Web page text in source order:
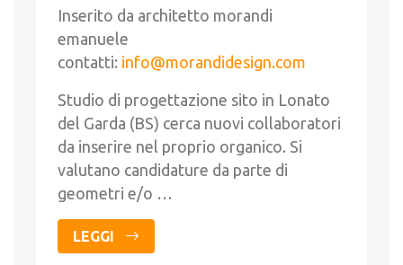
Inserito da architetto morandi
emanuele
contatti: info@morandidesign.com
Studio di progettazione sito in Lonato
del Garda (BS) cerca nuovi collaboratori
da inserire nel proprio organico. Si
valutano candidature da parte di
geometri e/o …
LEGGI